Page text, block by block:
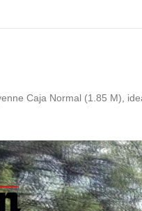
Caja Normal (1.85 M),